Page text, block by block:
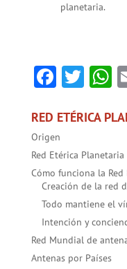
planetaria.
RED ETÉRICA
Origen
Red Etérica Planetaria
Cómo funciona la Red
Creación de la red
Todo mantiene el
Intención y
Red Mundial de
Antenas por Países